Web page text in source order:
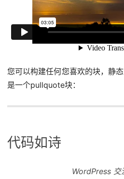
您可以构建任何您喜欢的块，静
是一个pullquote块：
代码如诗
WordPress 交